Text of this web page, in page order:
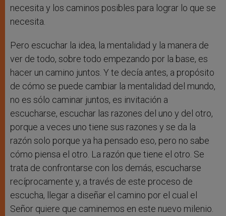
necesita y los caminos posibles para lograr lo que se
necesita.
Pero escuchar la idea, la mentalidad y la manera de
ver de todo, sobre todo empezando por la base, es
hacer un camino juntos. Y te decía antes, a propósito
de cómo se puede cambiar la mentalidad del mundo,
no es sólo caminar juntos, es invitación a
escucharse, escuchar las razones del uno y del otro,
porque a veces uno tiene sus razones y se da la
razón solo porque ya ha pensado eso, pero no sabe
cómo piensa el otro. La razón que tiene el otro. Se
trata de confrontarse con los demás, escucharse
recíprocamente y, a través de este proceso de
escucha, llegar a diseñar el camino por el cual el
Señor quiere que caminemos en este nuevo milenio.